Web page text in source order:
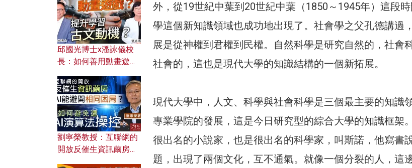
外，從19世紀中葉到20世紀中葉（1850～1945年）這段
學這個新知識領域也成功地出現了。社會學之父孔德講過
展是從神權到君權到民權。自然科學是研究自然的，社會
社會的，這也是現代大學的知識結構的一個新拓展。
現代大學中，人文、科學與社會科學是三個最主要的知識
專業學院的發展，這是今日研究型的綜合大學的知識框架
很出名的小說家，也是很出名的科學家，叫斯諾，他寫書
題，出現了兩個文化，互不通氣。就像一個分裂的人，這
邱國光博士x潘詠儀校
長：如何善用動畫遊戲
劉寧榮教授：互聯網的
開放反催生資訊繭房，